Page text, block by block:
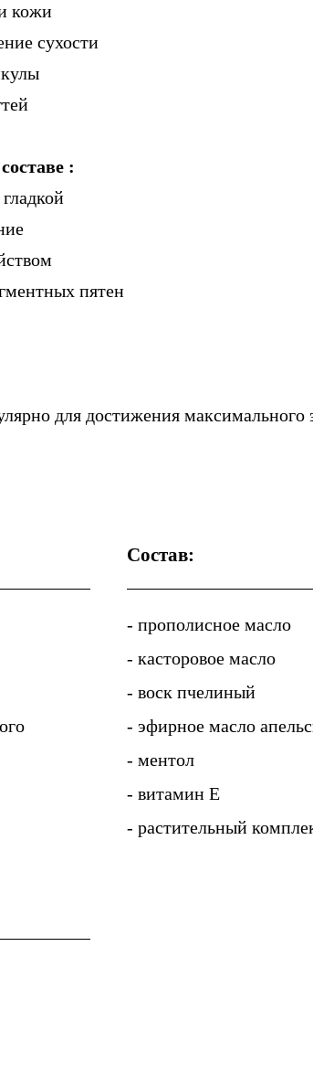
кожи
сухости
:
пятен
для достижения максимального
Состав:
- прополисное масло
- касторовое масло
- воск пчелиный
- эфирное масло
- ментол
- витамин Е
- растительный